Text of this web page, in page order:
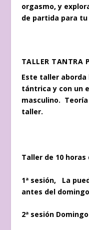
orgasmo, y
de partida para
TALLER TANTRA
Este taller aborda
tántrica y con un
masculino.
taller.
Taller de 10
1ª sesión, La
antes del
2ª sesión